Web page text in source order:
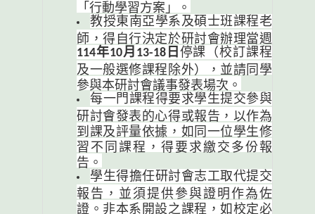
「行動學習方案」。
教授東南亞學系及碩士班課程老
師，得自行決定於研討會辦理當週
114年10月 13-18日 停課（校訂課程
及一般選修課程除外），並請同學
參與本研討會議事發表場次。
每一門課程得要求學生提交參與
研討會發表的心得或報告，以作為
到課及評量依據，如同一位學生修
習不同課程，得要求繳交多份報
告。
學生得擔任研討會志工取代提交
報告，並須提供參與證明作為佐
證。非本系開設之課程，如校定必